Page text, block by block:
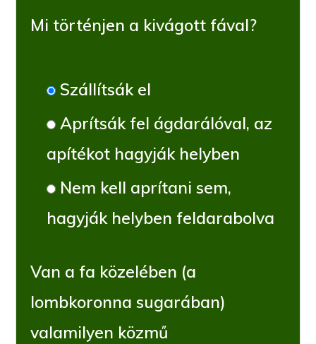
Mi történjen a kivágott fával?
Szállítsák el
Aprítsák fel ágdarálóval, az
apítékot hagyják helyben
Nem kell aprítani sem,
hagyják helyben feldarabolva
Van a fa közelében (a
lombkoronna sugarában)
valamilyen közmű